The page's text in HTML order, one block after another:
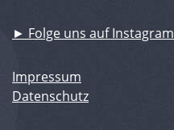
► Folge uns auf Instagram
Impressum
Datenschutz